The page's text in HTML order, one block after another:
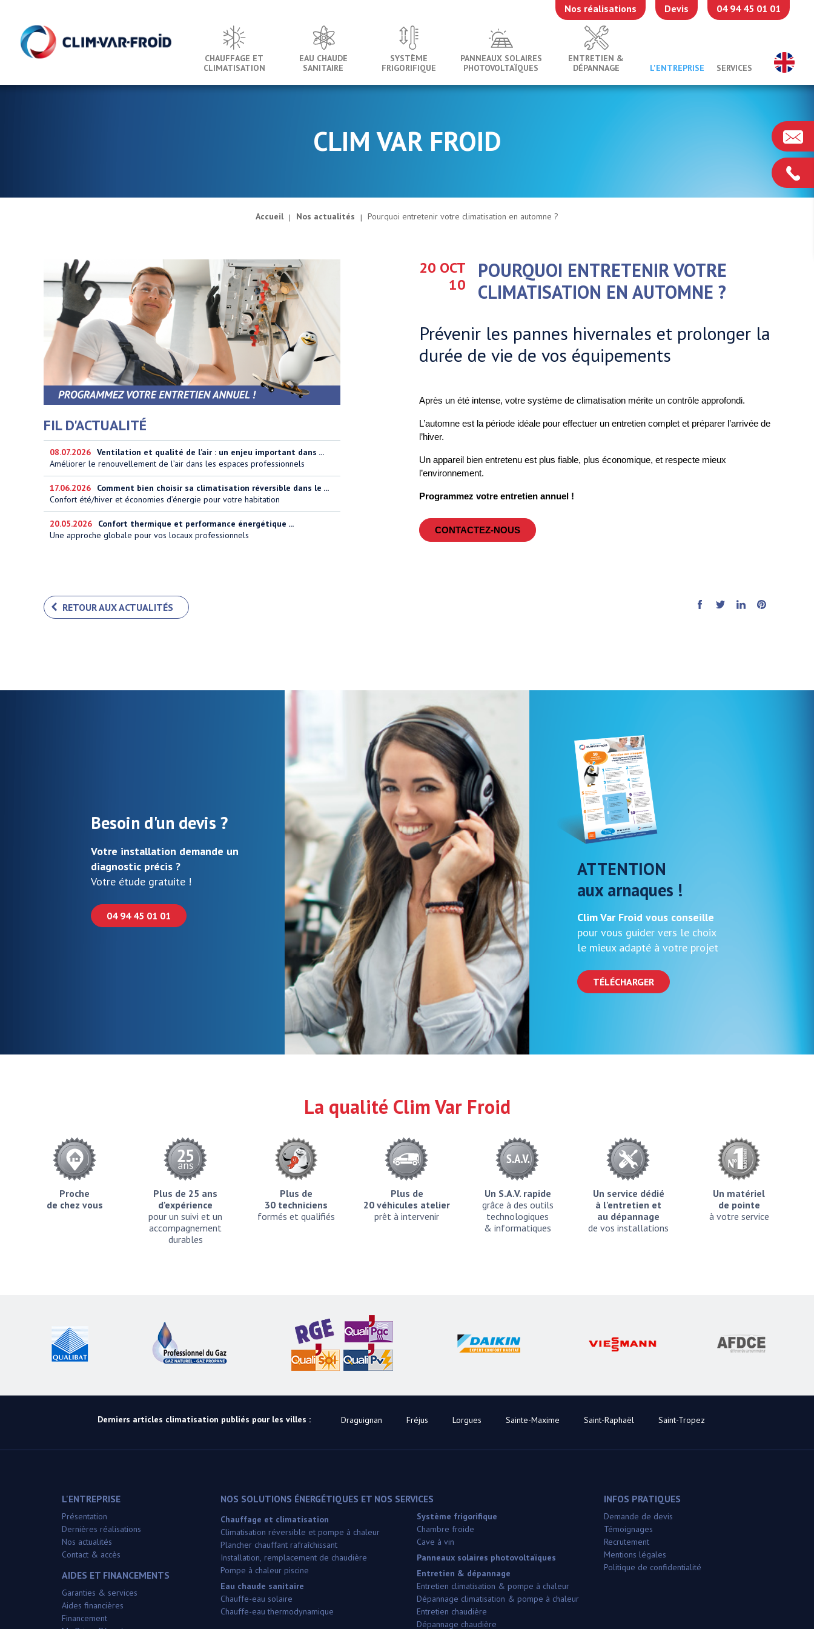
CHAUFFAGE ET
CLIMATISATION
EAU CHAUDE
SANITAIRE
SYSTÈME
FRIGORIFIQUE
PANNEAUX SOLAIRES
PHOTOVOLTAÏQUES
ENTRETIEN &
DÉPANNAGE
L'ENTREPRISE SERVICES
Nos réalisations Devis 04 94 45 01 01
CLIM VAR FROID
Accueil Nos actualités Pourquoi entretenir votre climatisation en automne ?
20 OCT
10
POURQUOI ENTRETENIR VOTRE
CLIMATISATION EN AUTOMNE ?
Prévenir les pannes hivernales et prolonger la
durée de vie de vos équipements
Après un été intense, votre système de climatisation mérite un contrôle approfondi.
L’automne est la période idéale pour effectuer un entretien complet et préparer l’arrivée de
l’hiver.
Un appareil bien entretenu est plus fiable, plus économique, et respecte mieux
l’environnement.
Programmez votre entretien annuel !
CONTACTEZ-NOUS
FIL D'ACTUALITÉ
08.07.2026 Ventilation et qualité de l’air : un enjeu important dans ...
Améliorer le renouvellement de l’air dans les espaces professionnels
17.06.2026
Comment bien choisir sa climatisation réversible dans le ...
Confort été/hiver et économies d’énergie pour votre habitation
20.05.2026
Confort thermique et performance énergétique ...
Une approche globale pour vos locaux professionnels
RETOUR AUX ACTUALITÉS
Besoin d'un devis ?
Votre installation demande un
diagnostic précis ?
Votre étude gratuite !
04 94 45 01 01
ATTENTION
aux arnaques !
Clim Var Froid vous conseille
pour vous guider vers le choix
le mieux adapté à votre projet
TÉLÉCHARGER
La qualité Clim Var Froid
Proche
de chez vous
Plus de 25 ans
d'expérience
pour un suivi et un
accompagnement
durables
Plus de
30 techniciens
formés et qualifiés
Plus de
20 véhicules atelier
prêt à intervenir
Un S.A.V. rapide
grâce à des outils
technologiques
& informatiques
Un service dédié
à l'entretien et
au dépannage
de vos installations
Un matériel
de pointe
à votre service
Derniers articles climatisation publiés pour les villes : Draguignan Fréjus Lorgues Sainte-Maxime Saint-Raphaël Saint-Tropez
L'ENTREPRISE
Présentation
Dernières réalisations
Nos actualités
Contact & accès
AIDES ET FINANCEMENTS
Garanties & services
Aides financières
Financement
NOS SOLUTIONS ÉNERGÉTIQUES ET NOS SERVICES
Chauffage et climatisation
Climatisation réversible et pompe à chaleur
Plancher chauffant rafraîchissant
Installation, remplacement de chaudière
Pompe à chaleur piscine
Eau chaude sanitaire
Chauffe-eau solaire
Chauffe-eau thermodynamique
Système frigorifique
Chambre froide
Cave à vin
Panneaux solaires photovoltaïques
Entretien & dépannage
Entretien climatisation & pompe à chaleur
Dépannage climatisation & pompe à chaleur
Entretien chaudière
Dépannage chaudière
INFOS PRATIQUES
Demande de devis
Témoignages
Recrutement
Mentions légales
Politique de confidentialité